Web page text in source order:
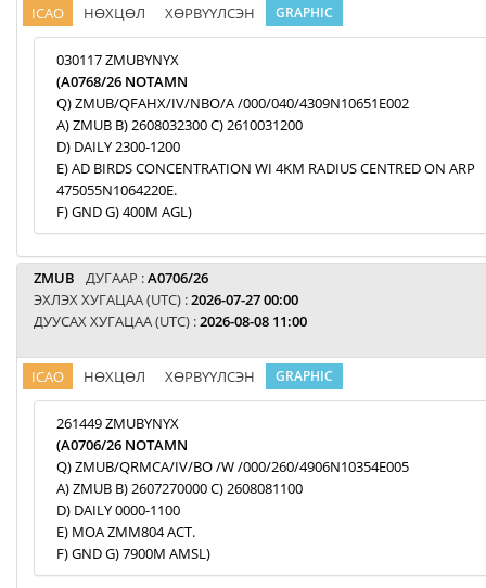
ICAO НӨХЦӨЛ ХӨРВҮҮЛСЭН GRAPHIC
030117 ZMUBYNYX
(A0768/26 NOTAMN
Q) ZMUB/QFAHX/IV/NBO/A /000/040/4309N10651E002
A) ZMUB B) 2608032300 C) 2610031200
D) DAILY 2300-1200
E) AD BIRDS CONCENTRATION WI 4KM RADIUS CENTRED ON ARP
475055N1064220E.
F) GND G) 400M AGL)
ZMUB ДУГААР :A0706/26
ЭХЛЭХ ХУГАЦАА (UTC) :2026-07-27 00:00
ДУУСАХ ХУГАЦАА (UTC) :2026-08-08 11:00
ICAO НӨХЦӨЛ ХӨРВҮҮЛСЭН GRAPHIC
261449 ZMUBYNYX
(A0706/26 NOTAMN
Q) ZMUB/QRMCA/IV/BO /W /000/260/4906N10354E005
A) ZMUB B) 2607270000 C) 2608081100
D) DAILY 0000-1100
E) MOA ZMM804 ACT.
F) GND G) 7900M AMSL)